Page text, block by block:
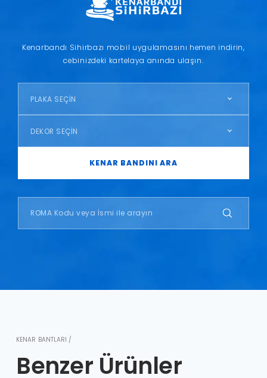
Kenarbandı Sihirbazı mobil uygulamasını hemen indirin,
cebinizdeki kartelaya anında ulaşın.
PLAKA SEÇİN
DEKOR SEÇİN
KENAR BANDINI ARA
KENAR BANTLARI /
Benzer Ürünler